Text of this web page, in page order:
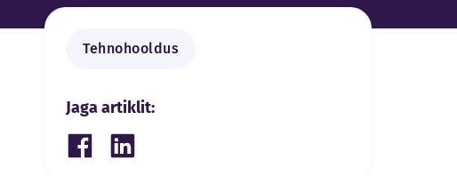
Tehnohooldus
Jaga artiklit:
Share on Facebook
Share on LinkedIn